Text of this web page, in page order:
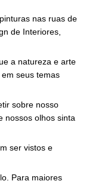
nas ruas de
de Interiores,
a natureza e arte
seus temas
sobre nosso
nossos olhos sinta
ser vistos e
Para maiores